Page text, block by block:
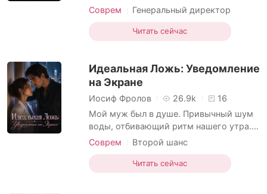
влиятельным человеком города,
приемной семьи. Но мой муж, Кирилл,
открыто привел свою любовницу Дину
помощи. Он заставил меня
обрабатывать ее крошечную царапину,
угрожая лиши
Соврем
Генеральный директор
Доктора
Несколько имён
Читать сейчас
Идеальная Ложь: Уведомление
на Экране
Иосиф Фролов 26.9k
16
Мой муж был в душе. Привычный шум
воды, отбивающий ритм нашего утра. Я
как раз ставила чашку кофе на его стол
нашего, как я думала, идеального
брака. И тут на экране его ноутбука
Соврем
Второй шанс
Сильная героиня
Доктора
Измена
Читать сейчас